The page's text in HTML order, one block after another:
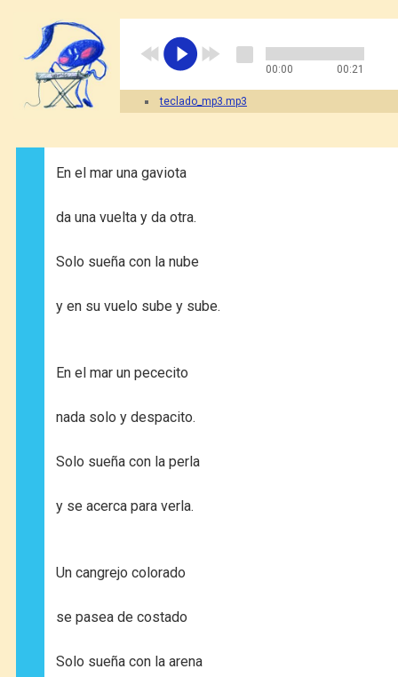
00:00 00:21
teclado_mp3.mp3
En el mar una gaviota
da una vuelta y da otra.
Solo sueña con la nube
y en su vuelo sube y sube.
En el mar un pececito
nada solo y despacito.
Solo sueña con la perla
y se acerca para verla.
Un cangrejo colorado
se pasea de costado
Solo sueña con la arena